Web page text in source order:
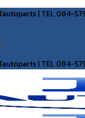
| TEL 084-
| TEL 084-